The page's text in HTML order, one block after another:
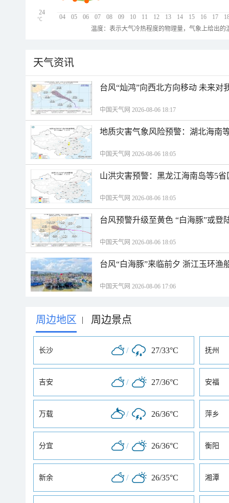
04 05 06 07 08 09 10 11 12 13 14 15 16 17
24
℃
温度：表示大气冷热程度的物理量，气象上给出
天气资讯
台风“灿鸿”向西北方向移动 未来对
中国天气网 2026-08-06 18:17
地质灾害气象风险预警：湖北海南
中国天气网 2026-08-06 18:05
山洪灾害预警：黑龙江海南岛等5
中国天气网 2026-08-06 18:05
台风预警升级至黄色 “白海豚”或登
中国天气网 2026-08-06 18:05
台风“白海豚”来临前夕 浙江玉环渔
中国天气网 2026-08-06 17:06
周边地区 | 周边景点
长沙 / 27/33°C 抚州
吉安 / 27/36°C 安福
万载 / 26/36°C 萍乡
分宜 / 26/36°C 衡阳
新余 / 26/35°C 湘潭